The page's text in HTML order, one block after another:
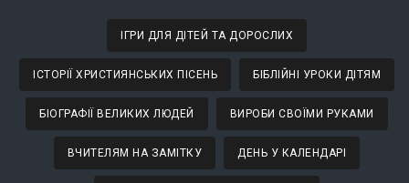
ІГРИ ДЛЯ ДІТЕЙ ТА ДОРОСЛИХ
ІСТОРІЇ ХРИСТИЯНСЬКИХ ПІСЕНЬ БІБЛІЙНІ УРОКИ ДІТЯМ
БІОГРАФІЇ ВЕЛИКИХ ЛЮДЕЙ ВИРОБИ СВОЇМИ РУКАМИ
ВЧИТЕЛЯМ НА ЗАМІТКУ ДЕНЬ У КАЛЕНДАРІ